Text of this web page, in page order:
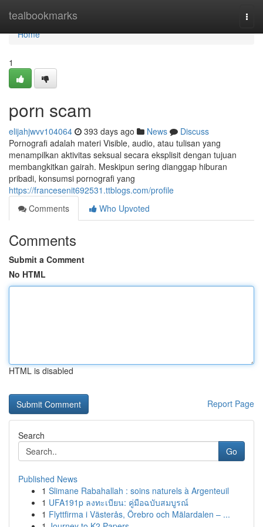
tealbookmarks
Home
Home
1
porn scam
elijahjwvv104064 393 days ago News
Discuss
Pornografi adalah materi Visible, audio, atau tulisan yang
menampilkan aktivitas seksual secara eksplisit dengan tujuan
membangkitkan gairah. Meskipun sering dianggap hiburan
pribadi, konsumsi pornografi yang
https://francesenit692531.ttblogs.com/profile
Comments
Who Upvoted
Comments
Submit a Comment
No HTML
HTML is disabled
Report Page
Search
Go
Published News
1 Slimane Rabahallah : soins naturels à Argenteuil
1 UFA191p ลงทะเบียน: คู่มือฉบับสมบูรณ์
1 Flyttfirma i Västerås, Örebro och Mälardalen – ...